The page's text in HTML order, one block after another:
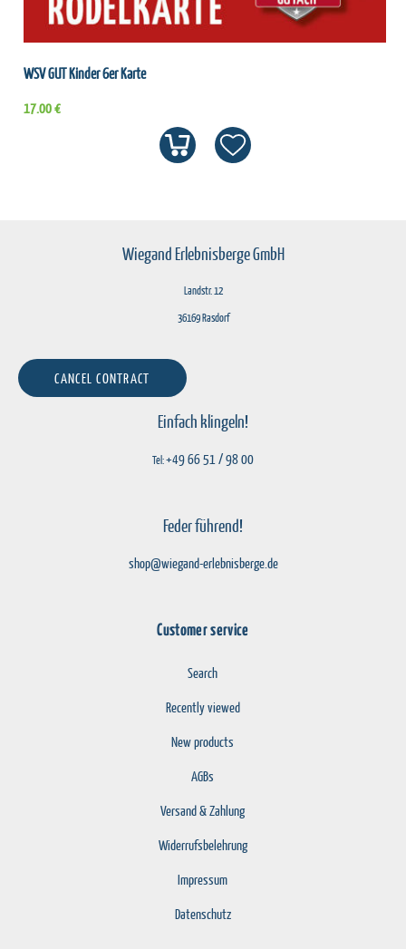
WSV GUT Kinder 6er Karte
17.00 €
Wiegand Erlebnisberge GmbH
Landstr. 12
36169 Rasdorf
CANCEL CONTRACT
Einfach klingeln!
Tel:+49 66 51 / 98 00
Feder führend!
shop@wiegand-erlebnisberge.de
Customer service
Search
Recently viewed
New products
AGBs
Versand & Zahlung
Widerrufsbelehrung
Impressum
Datenschutz